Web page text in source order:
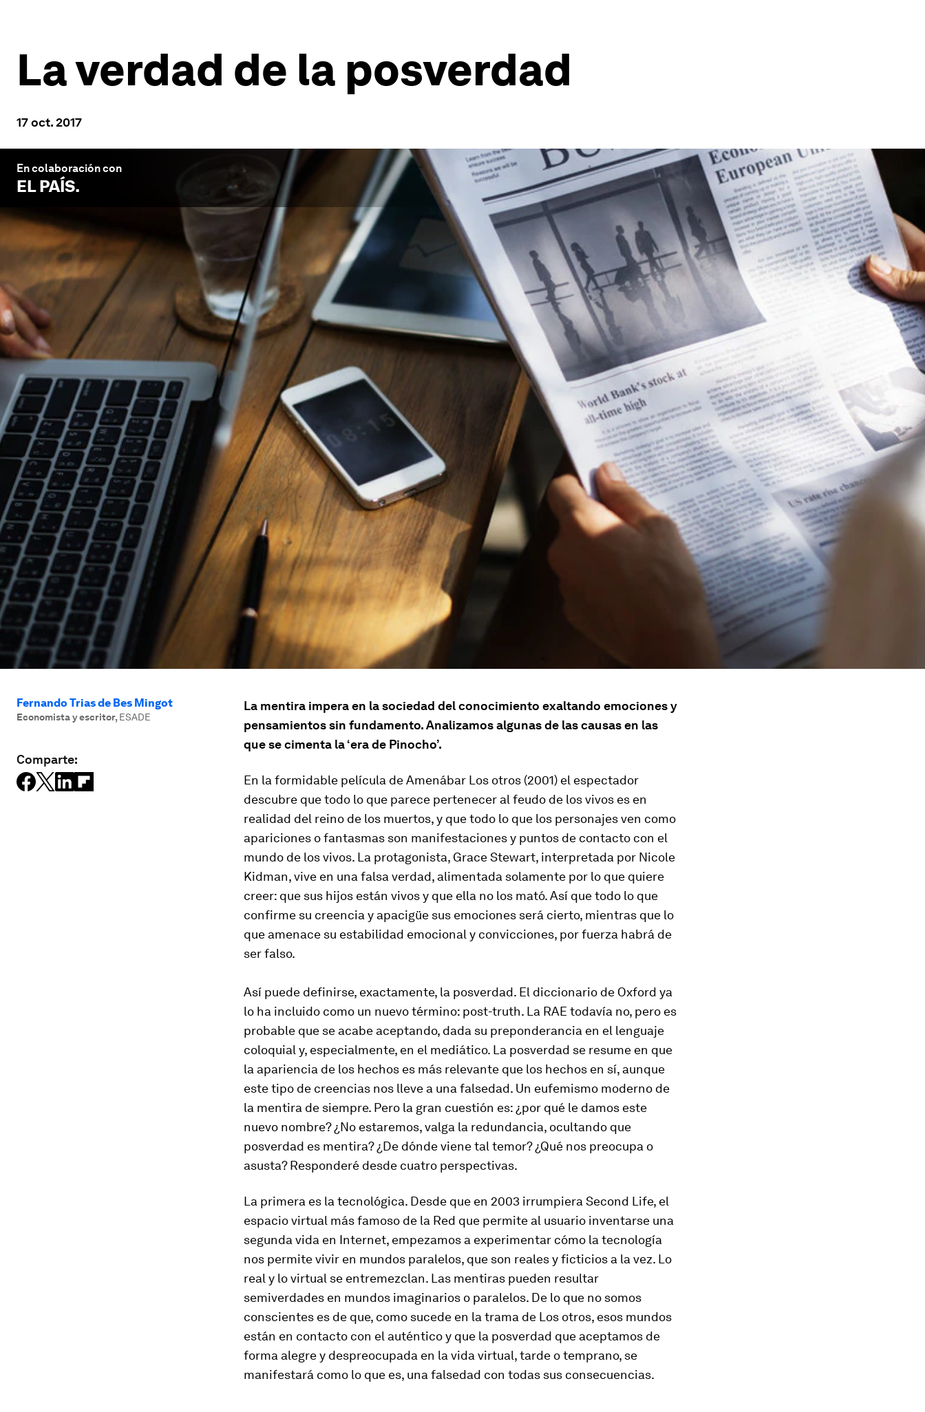
La verdad de la posverdad
17 oct. 2017
En colaboración con
EL PAÍS.
Fernando Trias de Bes Mingot
Economista y escritor, ESADE
Comparte:
La mentira impera en la sociedad del conocimiento exaltando emociones y
pensamientos sin fundamento. Analizamos algunas de las causas en las
que se cimenta la ‘era de Pinocho’.
En la formidable película de Amenábar Los otros (2001) el espectador
descubre que todo lo que parece pertenecer al feudo de los vivos es en
realidad del reino de los muertos, y que todo lo que los personajes ven como
apariciones o fantasmas son manifestaciones y puntos de contacto con el
mundo de los vivos. La protagonista, Grace Stewart, interpretada por Nicole
Kidman, vive en una falsa verdad, alimentada solamente por lo que quiere
creer: que sus hijos están vivos y que ella no los mató. Así que todo lo que
confirme su creencia y apacigüe sus emociones será cierto, mientras que lo
que amenace su estabilidad emocional y convicciones, por fuerza habrá de
ser falso.
Así puede definirse, exactamente, la posverdad. El diccionario de Oxford ya
lo ha incluido como un nuevo término: post-truth. La RAE todavía no, pero es
probable que se acabe aceptando, dada su preponderancia en el lenguaje
coloquial y, especialmente, en el mediático. La posverdad se resume en que
la apariencia de los hechos es más relevante que los hechos en sí, aunque
este tipo de creencias nos lleve a una falsedad. Un eufemismo moderno de
la mentira de siempre. Pero la gran cuestión es: ¿por qué le damos este
nuevo nombre? ¿No estaremos, valga la redundancia, ocultando que
posverdad es mentira? ¿De dónde viene tal temor? ¿Qué nos preocupa o
asusta? Responderé desde cuatro perspectivas.
La primera es la tecnológica. Desde que en 2003 irrumpiera Second Life, el
espacio virtual más famoso de la Red que permite al usuario inventarse una
segunda vida en Internet, empezamos a experimentar cómo la tecnología
nos permite vivir en mundos paralelos, que son reales y ficticios a la vez. Lo
real y lo virtual se entremezclan. Las mentiras pueden resultar
semiverdades en mundos imaginarios o paralelos. De lo que no somos
conscientes es de que, como sucede en la trama de Los otros, esos mundos
están en contacto con el auténtico y que la posverdad que aceptamos de
forma alegre y despreocupada en la vida virtual, tarde o temprano, se
manifestará como lo que es, una falsedad con todas sus consecuencias.